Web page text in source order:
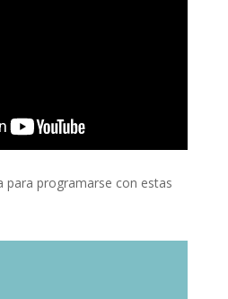
para programarse con estas